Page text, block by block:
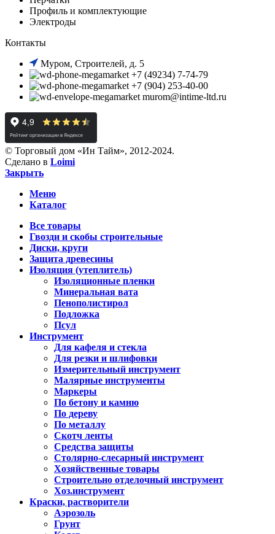
Профиль и комплектующие
Электроды
Контакты
Муром, Строителей, д. 5
+7 (49234) 7-74-79
+7 (904) 253-40-00
murom@intime-ltd.ru
© Торговый дом «Ин Тайм», 2012-2024.
Сделано в Loimi
Закрыть
Меню
Каталог
Все товары
Гвозди и скобы строительные
Диски, круги
Защита древесины
Изоляция (утеплитель)
Изоляционные пленки
Минеральная вата
Пенополистирол
Подложка
Псул
Инструмент
Для кафеля и стекла
Для резки и шлифовки
Измерительный инструмент
Малярные инструменты
Маркеры
По бетону и камню
По дереву
По металлу
Скотч ленты
Средства защиты
Столярно-слесарный инструмент
Хозяйственные товары
Строительно отделочный инструмент
Хоз.инструмент
Краски, растворители
Аэрозоль
Грунт